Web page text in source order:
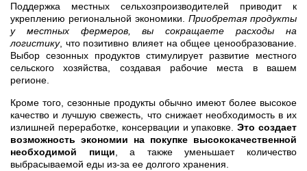
Поддержка местных сельхозпроизводителей приводит к
укреплению региональной экономики. Приобретая продукты
у местных фермеров, вы сокращаете расходы на
логистику, что позитивно влияет на общее ценообразование.
Выбор сезонных продуктов стимулирует развитие местного
сельского хозяйства, создавая рабочие места в вашем
регионе.
Кроме того, сезонные продукты обычно имеют более высокое
качество и лучшую свежесть, что снижает необходимость в их
излишней переработке, консервации и упаковке.Это создает
возможность экономии на покупке высококачественной
необходимой пищи, а также уменьшает количество
выбрасываемой еды из-за ее долгого хранения.